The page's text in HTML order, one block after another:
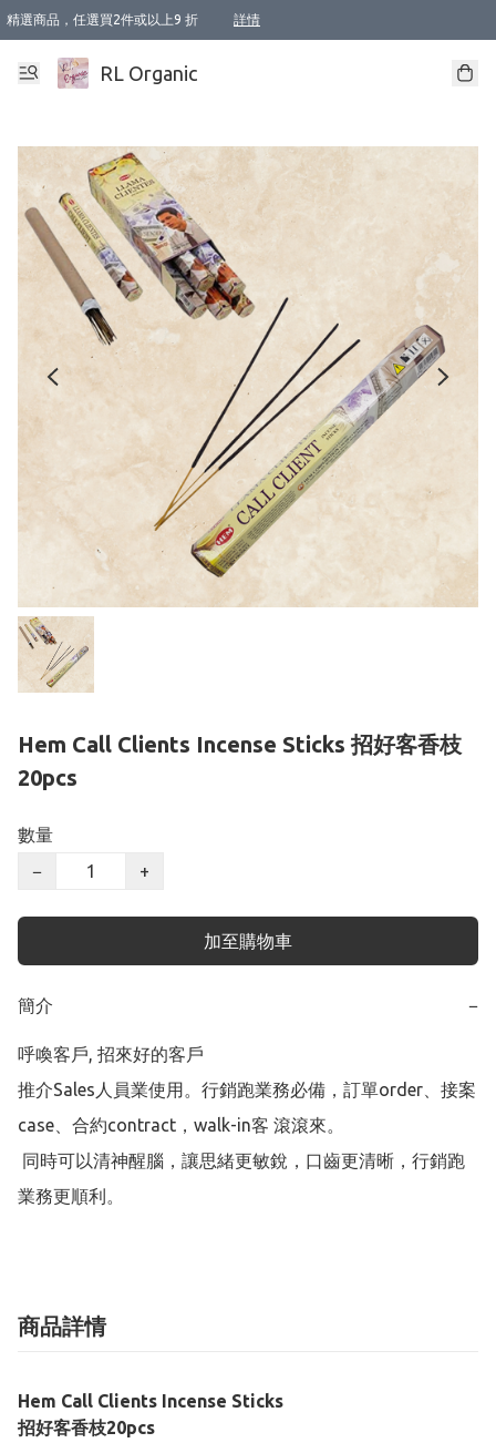
精選商品，任選買2件或以上9 折 詳情
XI周年優惠【新品自由選2件88折/3件85折】
XI周年優惠【Chakra 脈輪平衡自由選2件9折/3件85折/5件8折】
Florame 肌底自由選 2支9折 3支85折
XI周年優惠【蟲蟲退散 · 防衛結界﹞系列2件9折】
Sunki 任選2件95折
BIOFFICINA TOSCANA 任選2支9折 3支85折
Lamav 任選1件9折 2件85折
Mukti Organics 指定產品任選1件9折, 2件88折 3件85折
Intelligent Nutrients Skincare 任選2件9折
deodorant 任選2件88折
化妝品 任選2件95折
XI周年優惠【身心靈單品 任選2件9折/3件85折/5件8折】
XI周年優惠 【精油/香水 任選2件9折/3件85折/5件8折】
XI周年優惠【「關節到肌膚」全效養護 BODY OIL 組2件88折/3件85折】
XI周年優惠【夏日有機物理防曬套裝2件88折】
XI周年優惠【夏日潔面隨意選2件88折/3件85折】
XI周年優惠【逆齡奇蹟抗氧 11 自由選2件88折/3件85折/4件或以上8折】
新會員首次購物即享全單 95 折優惠！
成為VIP / VVIP 可享有生日月現金扣減獎賞優惠 !! 記得去賬户資料填上生日日期啦 !
選用順豐速運，滿$500 免運費
本地速遞 京東 送住宅/ 工商地址 $400 免運費
澳門訂單選用順豐速運，滿$800 免運費
RL Organic
Hem Call Clients Incense Sticks 招好客香枝
20pcs
數量
−
+
加至購物車
簡介 −
呼喚客戶, 招來好的客戶
推介Sales人員業使用。行銷跑業務必備，訂單order、接案
case、合約contract，walk-in客 滾滾來。
業務更順利。
商品詳情
Hem Call Clients Incense Sticks
招好客香枝20pcs